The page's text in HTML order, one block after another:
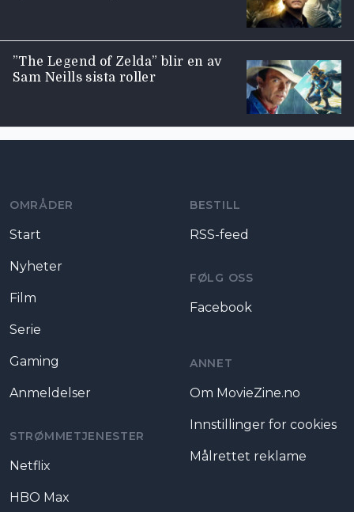
”The Legend of Zelda” blir en av
Sam Neills sista roller
OMRÅDER
Start
Nyheter
Film
Serie
Gaming
Anmeldelser
STRØMMETJENESTER
Netflix
HBO Max
BESTILL
RSS-feed
FØLG OSS
Facebook
ANNET
Om MovieZine.no
Innstillinger for cookies
Målrettet reklame